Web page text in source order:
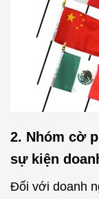
2. Nhóm cờ
sự kiện
Đối với doanh